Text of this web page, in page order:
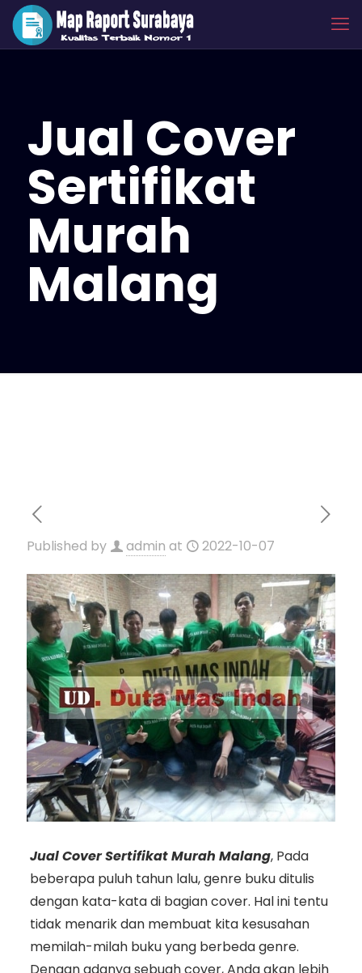
Jual Cover
Sertifikat
Murah
Malang
Published by admin at 2022-10-07
Jual Cover Sertifikat Murah Malang, Pada
beberapa puluh tahun lalu, genre buku ditulis
dengan kata-kata di bagian cover. Hal ini tentu
tidak menarik dan membuat kita kesusahan
memilah-milah buku yang berbeda genre.
Dengan adanya sebuah cover, Anda akan lebih